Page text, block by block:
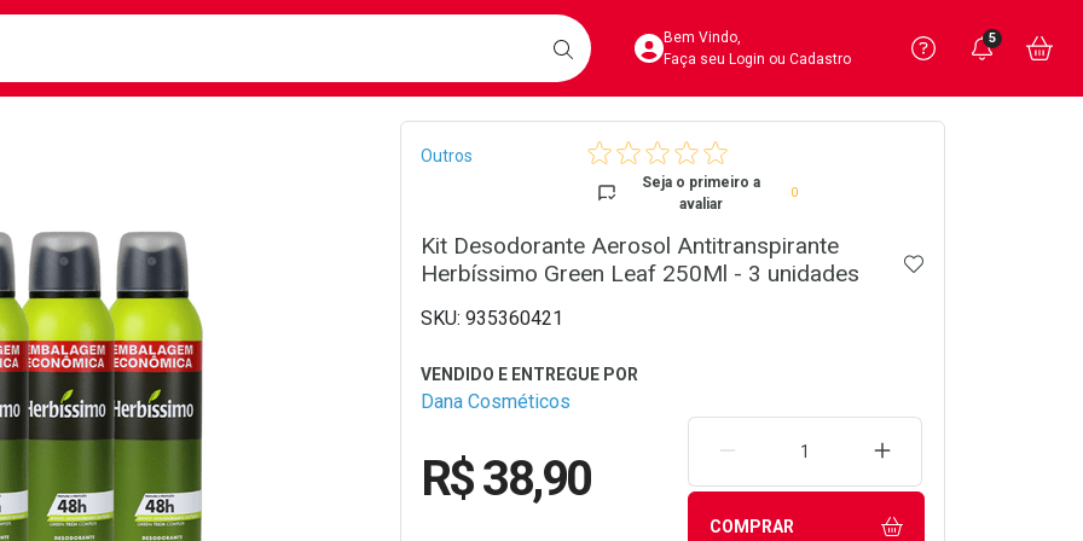
BUSCARAcesse sua Conta
Bem Vindo,
Faça seu Login ou Cadastro
Precisa
Ver Recursos
Você
5
Breadcrumb
Outros
Seja o primeiro a
avaliar
0
Kit Desodorante Aerosol Antitranspirante
Herbíssimo Green Leaf 250Ml - 3 unidades
ADICIONAR AOS
935360421
Dana Cosméticos
R$ 38,90
REMOVER UMA UNIDADEAUMENTAR UMA
COMPRAR